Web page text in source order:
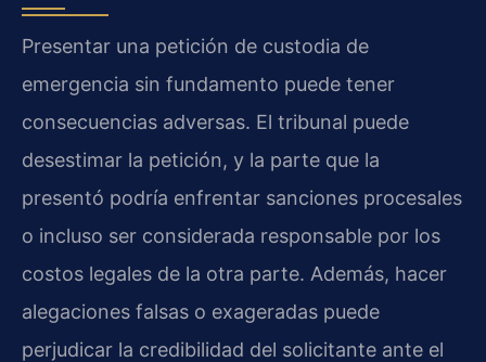
Presentar una petición de custodia de
emergencia sin fundamento puede tener
consecuencias adversas. El tribunal puede
desestimar la petición, y la parte que la
presentó podría enfrentar sanciones procesales
o incluso ser considerada responsable por los
costos legales de la otra parte. Además, hacer
alegaciones falsas o exageradas puede
perjudicar la credibilidad del solicitante ante el